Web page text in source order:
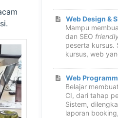
Web Design &
Mampu
dan SEO
peserta kursus.
kursus, web
Web
Belajar
CI, dari tahap
Sistem,
laporan